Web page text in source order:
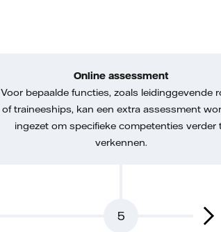
5
Online assessment
Voor bepaalde functies, zoals leidinggevende
of traineeships, kan een extra assessment
ingezet om specifieke competenties verder
verkennen.